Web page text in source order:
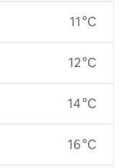
11 °C
12 °C
14 °C
16 °C